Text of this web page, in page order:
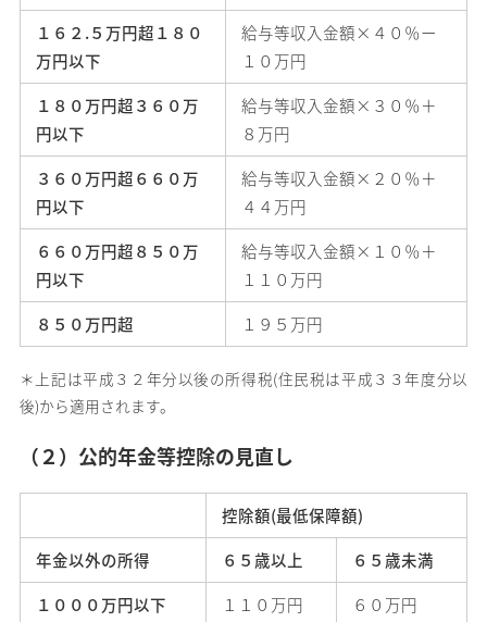
１６２.５万円超１８０
万円以下
給与等収入金額×４０％ー
１０万円
１８０万円超３６０万
円以下
給与等収入金額×３０％＋
８万円
３６０万円超６６０万
円以下
給与等収入金額×２０％＋
４４万円
６６０万円超８５０万
円以下
給与等収入金額×１０％＋
１１０万円
８５０万円超
１９５万円
＊上記は平成３２年分以後の所得税(住民税は平成３３年度分以
後)から適用されます。
（２）公的年金等控除の見直し
控除額(最低保障額)
年金以外の所得
６５歳以上
６５歳未満
１０００万円以下
１１０万円
６０万円